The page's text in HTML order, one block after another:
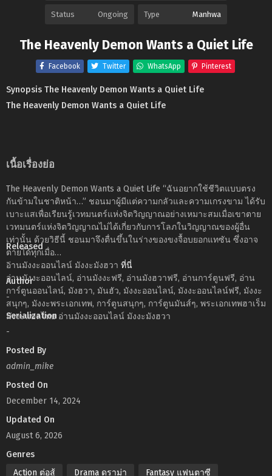
Status Ongoing Type Manhwa
The Heavenly Demon Wants a Quiet Life
Facebook Twitter WhatsApp Pinterest
Synopsis The Heavenly Demon Wants a Quiet Life
The Heavenly Demon Wants a Quiet Life
เนื้อเรื่องย่อ
The Heavenly Demon Wants a Quiet Life “ฉันอยากใช้ชีวิตแบบตรง
กันข้ามในชาติหน้า…” ชอนมาผู้มีแต่ความกลัวและความเกรงขาม ได้รับ
เบาะแสเพื่อเรียนรู้เวทมนตร์แห่งจิตวิญญาณอย่างเหมาะสมเมื่อเขาตาย
เวทมนตร์แห่งจิตวิญญาณไม่ได้เกี่ยวกับการโลภในวิญญาณของผู้อื่น
เท่านั้น ด้วยวิธีนี้ ชอนมาจึงตื่นขึ้นในร่างของขงจื้อบยอกแทซัน ซึ่งอาจ
ตายได้ทุกเมื่อ…
อ่านมังงะออนไลน์ มังงะมังฮวา ที่นี่
อ่านมังงะออนไลน์, อ่านมังงะฟรี, อ่านมังฮวาฟรี, อ่านการ์ตูนฟรี, อ่าน
การ์ตูนออนไลน์, มังฮวา, มันฮัว, มังงะออนไลน์, มังงะออนไลน์ฟรี, มังงะ
สนุกๆ, มังงะพระเอกเทพ, การ์ตูนสนุกๆ, การ์ตูนมันส์ๆ, พระเอกเทพฮาเร็ม
มังงะแปลไทย อ่านมังงะออนไลน์ มังงะมังฮวา
Released
-
Author
-
Serialization
-
Posted By
admin_mike
Posted On
December 14, 2024
Updated On
August 6, 2026
Genres
Action ต่อสู้
Drama ดราม่า Fantasy แฟนตาซี